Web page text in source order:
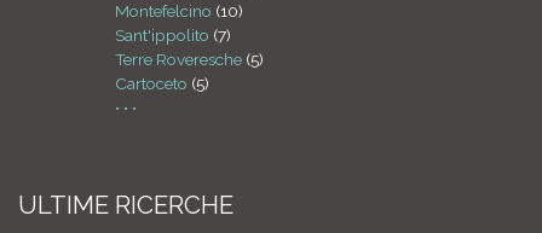
Montefelcino (10)
Sant'ippolito (7)
Terre Roveresche (5)
Cartoceto (5)
• • •
ULTIME RICERCHE